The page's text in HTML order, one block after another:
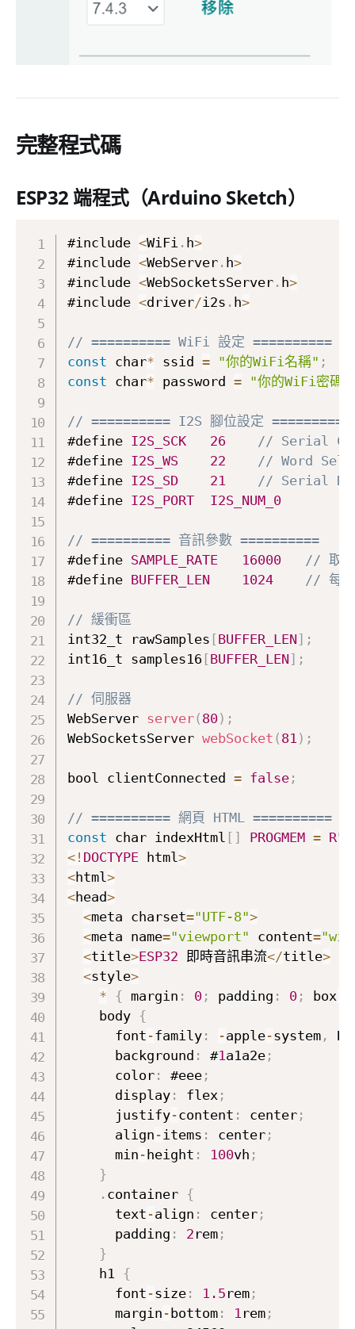
完整程式碼
ESP32 端程式（Arduino Sketch）
#include <WiFi . h>
#include <WebServer. h>
#include <WebSocketsServer. h>
#include <driver/i2s . h>
// ========== WiFi 設定 ==========
const char* ssid = "你的WiFi名稱" ;
const char* password = "你的WiFi密碼"
// ========== I2S 腳位設定 ==========
#define I2S_SCK 26
// Serial
#define I2S_WS 22
// Word
#define I2S_SD 21
// Serial
#define I2S_PORT I2S_NUM_0
// ========== 音訊參數 ==========
#define SAMPLE_RATE 16000
// 取樣
#define BUFFER_LEN 1024 // 每次
// 緩衝區
int32_t rawSamples [BUFFER_LEN ] ;
int16_t samples16 [BUFFER_LEN ] ;
// 伺服器
WebServer server( 80) ;
WebSocketsServer webSocket ( 81 ) ;
bool clientConnected = false;
// ========== 網頁 HTML ==========
const char indexHtml [ ] PROGMEM = R"
<! DOCTYPE html>
<html>
<head>
<meta charset="UTF-8">
<meta name="viewport" content=
<title>ESP32 即時音訊串流</title>
<style>
*
{ margin : 0; padding : 0; box-
    body
{
      font
-family: -apple-system,
      background
: #1a1a2e;
      color
: #eee;
      display
: flex;
      justify
-content : center;
      align
-items : center;
      min
- height : 100vh ;
}
. container {
      text
-align : center;
      padding
: 2 rem;
}
    h1
{
      font
-size: 1.5 rem;
      margin
- bottom: 1 rem;